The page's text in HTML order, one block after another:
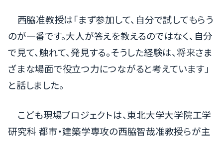
西脇准教授は「まず参加して、自分で試してもらう
のが一番です。大人が答えを教えるのではなく、自分
で見て、触れて、発見する。そうした経験は、将来さま
ざまな場面で役立つ力につながると考えています」
と話しました。
こども現場プロジェクトは、東北大学大学院工学
研究科 都市・建築学専攻の西脇智哉准教授らが主